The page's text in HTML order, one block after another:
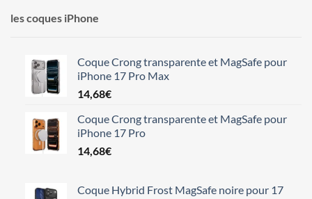
les coques iPhone
Coque Crong transparente et MagSafe pour
iPhone 17 Pro Max
14,68€
Coque Crong transparente et MagSafe pour
iPhone 17 Pro
14,68€
Coque Hybrid Frost MagSafe noire pour 17